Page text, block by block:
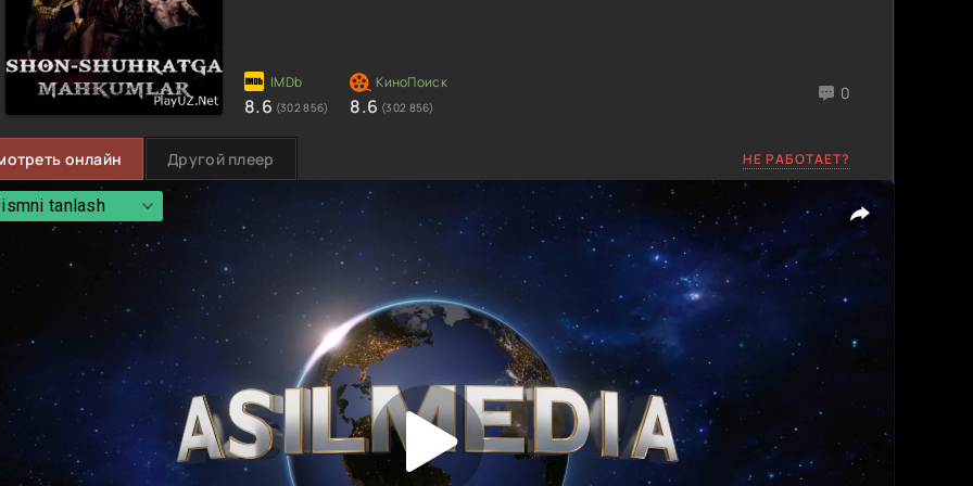
8.6 (302 856) 8.6 (302 856)
0
онлайн Другой плеер НЕ РАБОТАЕТ?
tanlash
tanlash
qism
qism